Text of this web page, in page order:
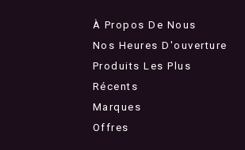
À Propos De Nous
Nos Heures D'ouverture
Produits Les Plus
Récents
Marques
Offres